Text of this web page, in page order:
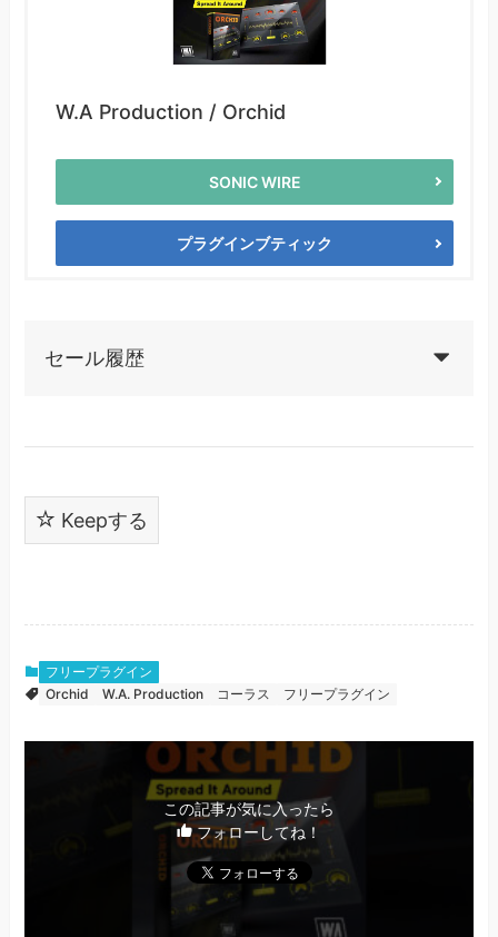
W.A Production / Orchid
SONIC WIRE
プラグインブティック
セール履歴
Keepする
フリープラグイン
Orchid
W.A. Production コーラス フリープラグイン
この記事が気に入ったら
フォローしてね！